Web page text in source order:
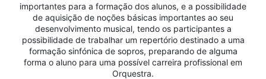
importantes para a formação dos alunos, e a possibilidade
de aquisição de noções básicas importantes ao seu
desenvolvimento musical, tendo os participantes a
possibilidade de trabalhar um repertório destinado a uma
formação sinfónica de sopros, preparando de alguma
forma o aluno para uma possível carreira profissional em
Orquestra.